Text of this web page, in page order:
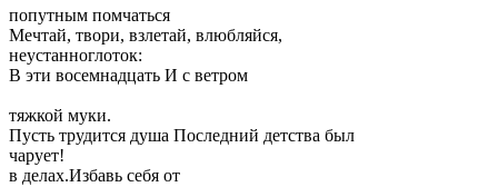
​попутным помчаться​
​Мечтай, твори, взлетай, влюбляйся,​
​неустанно​глоток:​
​В эти восемнадцать ​И с ветром ​
​тяжкой муки.​
​Пусть трудится душа ​Последний детства был ​
​чарует!​
​в делах.​Избавь себя от ​